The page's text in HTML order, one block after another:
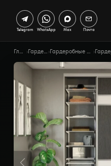
Telegram WhatsApp Max Почта
Главная › Гардеробные › Гардеробные по помещению ›